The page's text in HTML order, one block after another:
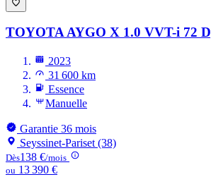
TOYOTA AYGO X 1.0 VVT-i 72
2023
31 600 km
Essence
Manuelle
Garantie 36 mois
Seyssinet-Pariset (38)
Dès138 €/mois
ou 13 390 €